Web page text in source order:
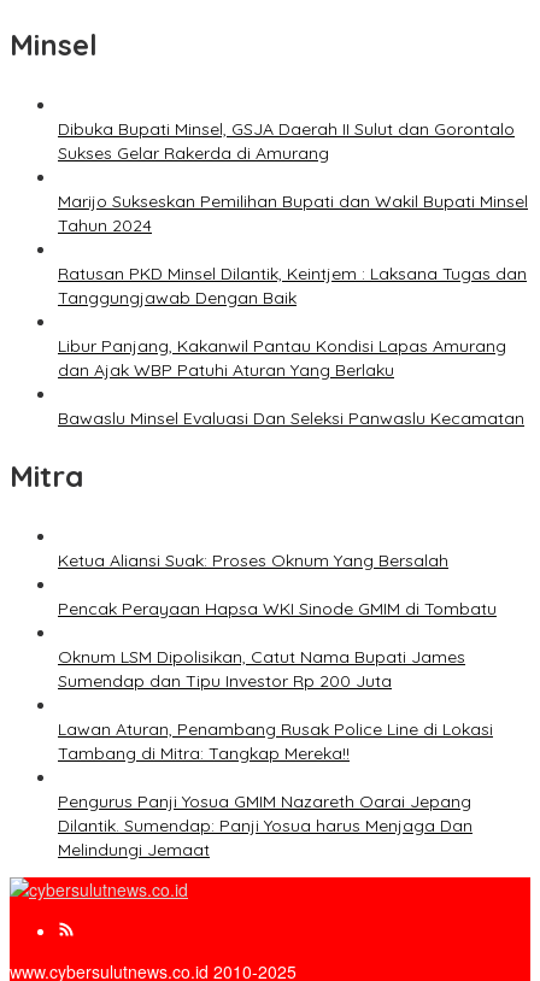
Minsel
Dibuka Bupati Minsel, GSJA Daerah II Sulut dan Gorontalo
Sukses Gelar Rakerda di Amurang
Marijo Sukseskan Pemilihan Bupati dan Wakil Bupati Minsel
Tahun 2024
Ratusan PKD Minsel Dilantik, Keintjem : Laksana Tugas dan
Tanggungjawab Dengan Baik
Libur Panjang, Kakanwil Pantau Kondisi Lapas Amurang
dan Ajak WBP Patuhi Aturan Yang Berlaku
Bawaslu Minsel Evaluasi Dan Seleksi Panwaslu Kecamatan
Mitra
Ketua Aliansi Suak: Proses Oknum Yang Bersalah
Pencak Perayaan Hapsa WKI Sinode GMIM di Tombatu
Oknum LSM Dipolisikan, Catut Nama Bupati James
Sumendap dan Tipu Investor Rp 200 Juta
Lawan Aturan, Penambang Rusak Police Line di Lokasi
Tambang di Mitra: Tangkap Mereka!!
Pengurus Panji Yosua GMIM Nazareth Oarai Jepang
Dilantik. Sumendap: Panji Yosua harus Menjaga Dan
Melindungi Jemaat
www.cybersulutnews.co.id 2010-2025